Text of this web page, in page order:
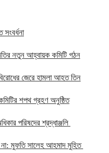
নতুন আহ্বায়ক কমিটি গঠন
জেরে হামলা আহত তিন
শপথ গ্রহণ অনুষ্ঠিত
পরিষদের শ্রদ্ধাঞ্জলি
না: মুফতি সালেহ আহমাদ মুহিত